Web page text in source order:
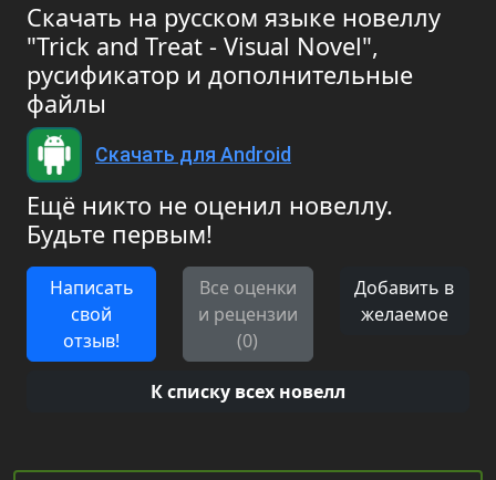
Скачать на русском языке новеллу
"Trick and Treat - Visual Novel",
русификатор и дополнительные
файлы
Скачать для Android
Ещё никто не оценил новеллу.
Будьте первым!
Написать
свой
отзыв!
Все оценки
и рецензии
(0)
Добавить в
желаемое
К списку всех новелл